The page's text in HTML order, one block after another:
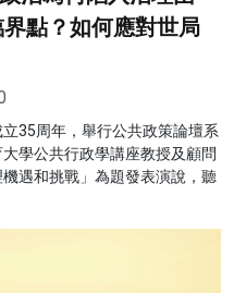
點？如何應對世局
35周年，舉行公共政策論壇系
學公共行政學講座教授及顧問
遇和挑戰」為題發表演說，聽